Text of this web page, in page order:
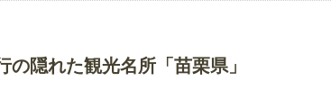
の隠れた観光名所「苗栗県」